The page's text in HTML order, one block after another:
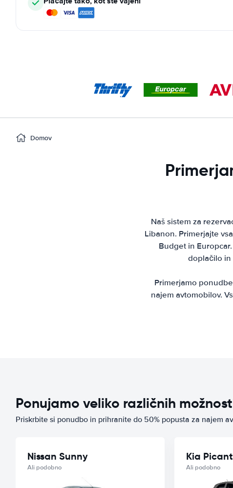
Domov
Naš sistem za
Libanon. Primerjajte
Budget in
doplačilo in
Primerjamo
najem avtomobilov.
Ponujamo veliko različnih
Priskrbite si ponudbo in prihranite do 50% popusta za najem
Nissan Sunny
Ali podobno
Kia
Ali podobno